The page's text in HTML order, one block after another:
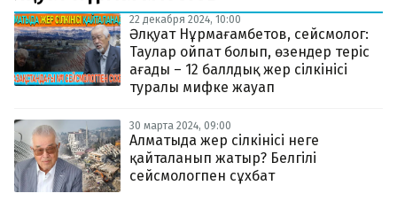
Спорт
Live
Руханият
Аймақ
Архив
Редакциямен байланыс
+7 708 604 51 06
Жарнама бөлімі
+7 701 220 64 52
Газетке жазылу
PDF форматтағы газетті ай сайын электронды
поштаңызға алып отырыңыз. Жаңа нөмір
шыққан сәтте сізге бірден жіберіледі. Тек email
22 декабря 2024, 10:00
Әлқуат Нұрмағамбетов, сейсмолог:
Таулар ойпат болып, өзендер теріс
ағады – 12 баллдық жер сілкінісі
туралы мифке жауап
30 марта 2024, 09:00
Алматыда жер сілкінісі неге
қайталанып жатыр? Белгілі
сейсмологпен сұхбат